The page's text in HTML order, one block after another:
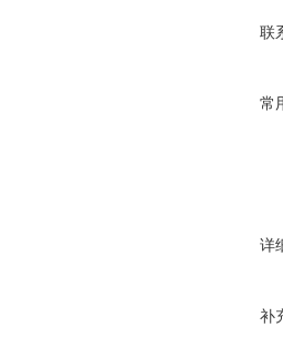
联
常
详
补